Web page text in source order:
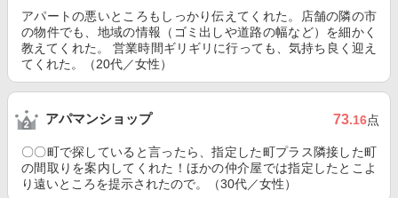
アパートの悪いところもしっかり伝えてくれた。店舗の隣の市
の物件でも、地域の情報（ゴミ出しや道路の幅など）を細かく
教えてくれた。 営業時間ギリギリに行っても、気持ち良く迎え
てくれた。（20代／女性）
アパマンショップ 73.16点
〇〇町で探していると言ったら、指定した町プラス隣接した町
の間取りを案内してくれた！ほかの仲介屋では指定したとこよ
り遠いところを提示されたので。（30代／女性）